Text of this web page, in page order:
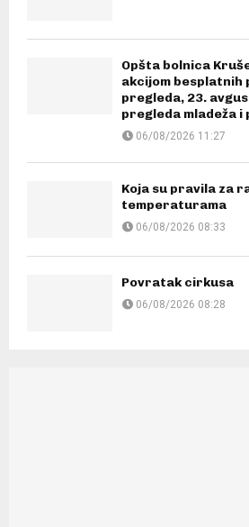
Opšta bolnica
akcijom besplatnih
pregleda, 23.
pregleda mladeža i
06/08/2026 11:27
Koja su pravila za
temperaturama
06/08/2026 08:33
Povratak cirkusa
06/08/2026 08:28